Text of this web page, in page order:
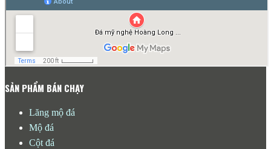
SẢN PHẨM BÁN CHẠY
Lăng mộ đá
Mộ đá
Cột đá